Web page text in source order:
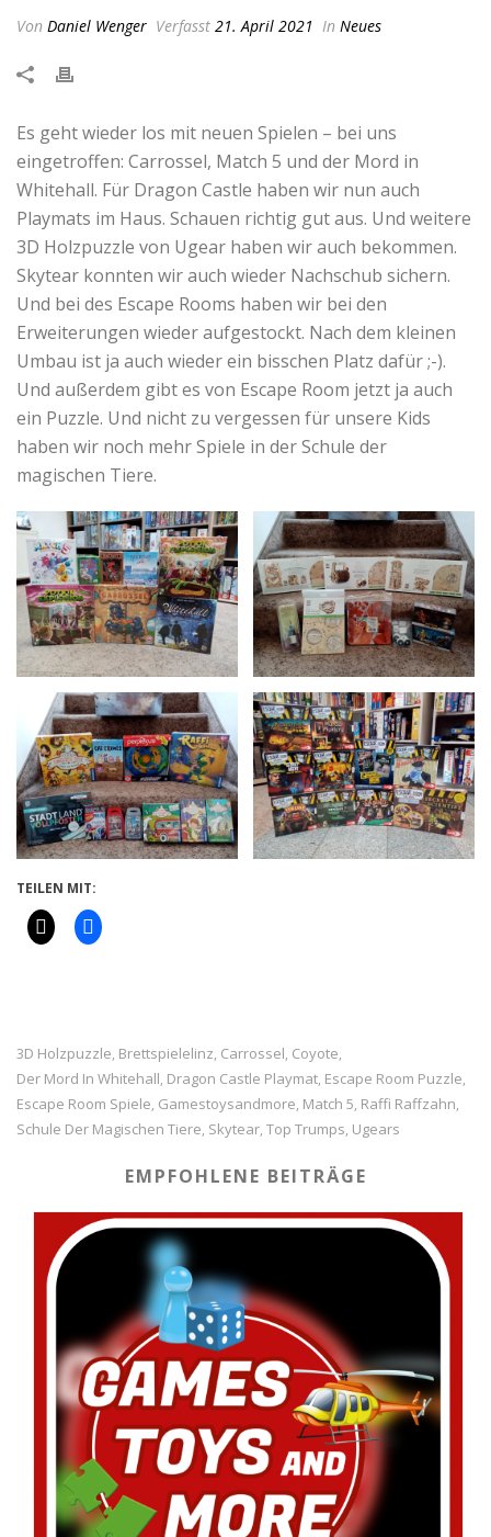
Von Daniel Wenger Verfasst 21. April 2021 In Neues
Es geht wieder los mit neuen Spielen – bei uns
eingetroffen: Carrossel, Match 5 und der Mord in
Whitehall. Für Dragon Castle haben wir nun auch
Playmats im Haus. Schauen richtig gut aus. Und weitere
3D Holzpuzzle von Ugear haben wir auch bekommen.
Skytear konnten wir auch wieder Nachschub sichern.
Und bei des Escape Rooms haben wir bei den
Erweiterungen wieder aufgestockt. Nach dem kleinen
Umbau ist ja auch wieder ein bisschen Platz dafür ;-).
Und außerdem gibt es von Escape Room jetzt ja auch
ein Puzzle. Und nicht zu vergessen für unsere Kids
haben wir noch mehr Spiele in der Schule der
magischen Tiere.
TEILEN MIT:
3D Holzpuzzle, Brettspielelinz, Carrossel, Coyote,
Der Mord In Whitehall, Dragon Castle Playmat, Escape Room Puzzle,
Escape Room Spiele, Gamestoysandmore, Match 5, Raffi Raffzahn,
Schule Der Magischen Tiere, Skytear, Top Trumps, Ugears
EMPFOHLENE BEITRÄGE